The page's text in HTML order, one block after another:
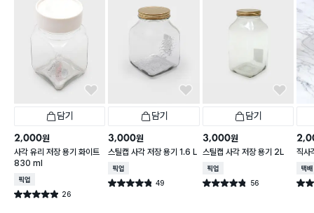
담기
2,000원
사각 유리 저장 용기 화이트
830 ml
매장픽업
별점 4.9점 26
건 작성
담기
3,000원
스틸캡 사각 저장 용기 1.6 L
매장픽업
별점 4.8점 49
건 작성
담기
3,000원
스틸캡 사각 저장 용기 2L
매장픽업
별점 4.8점 56
건 작성
직사
택배
별점